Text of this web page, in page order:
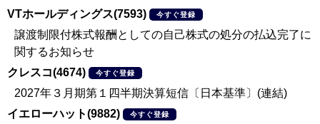
VTホールディングス(7593)
今すぐ登録
譲渡制限付株式報酬としての自己株式の処分の払込完了に
関するお知らせ
クレスコ(4674)
今すぐ登録
2027年３月期第１四半期決算短信〔日本基準〕(連結)
イエローハット(9882)
今すぐ登録